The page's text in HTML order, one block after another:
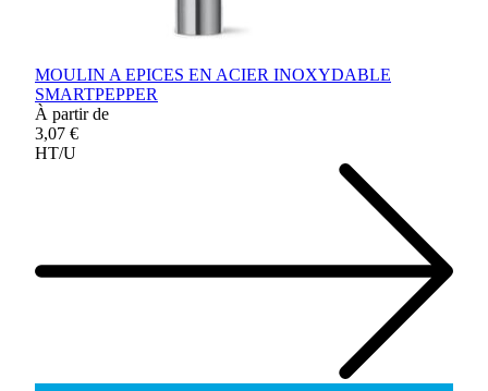
MOULIN A EPICES EN ACIER INOXYDABLE
SMARTPEPPER
À partir de
3,07 €
HT/U